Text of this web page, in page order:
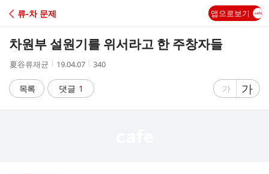
C
A
류-차 문제 앱으로보기
차원부 설원기를 위서라고 한 주창자들
작
자
夏谷류재균
작
시
간
19.04.07
조
수
340
목록 댓글 1
글
가
글
자
가